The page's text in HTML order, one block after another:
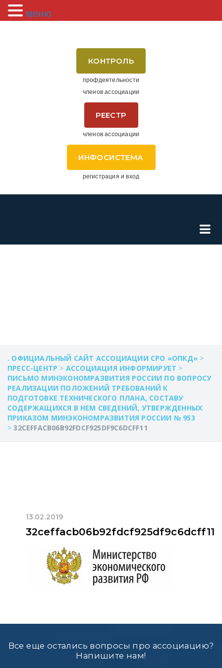
КОНТРОЛЬ
профдеятельности
членов ассоциации
РЕЕСТР
членов ассоциации
ИНФОСИСТЕМА
регистрация и вход
. ОФИЦИАЛЬНЫЙ САЙТ АССОЦИАЦИИ СРО «ОПКД» >
ПРЕСС-ЦЕНТР > АССОЦИАЦИЯ ИНФОРМИРУЕТ >
ПИСЬМО МИНЭКОНОМРАЗВИТИЯ РОССИИ ПО ВОПРОСУ
РЕАЛИЗАЦИИ ПОЛОЖЕНИЙ ТРЕБОВАНИЙ К
ПОДГОТОВКЕ ТЕХНИЧЕСКОГО ПЛАНА, СОСТАВУ
СОДЕРЖАЩИХСЯ В НЕМ СВЕДЕНИЙ, УТВЕРЖДЕННЫХ
ПРИКАЗОМ МИНЭКОНОМРАЗВИТИЯ РОССИИ № 953
>32CEFFACB06B92FDCF925DF9C6DCFF11
13.02.2019
32ceffacb06b92fdcf925df9c6dcff11
Все еще остались вопросы про ассоциацию?
Напишите нам!
меню